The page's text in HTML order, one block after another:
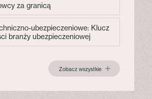
za granicą
ubezpieczeniowe: Klucz
branży ubezpieczeniowej
Zobacz wszystkie